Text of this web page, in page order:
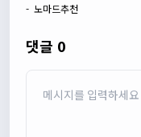
- 노마드추천
댓글 0